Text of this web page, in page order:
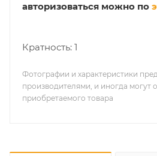
авторизоваться можно по
Кратность: 1
Фотографии и характеристики
производителями, и иногда могут
приобретаемого товара